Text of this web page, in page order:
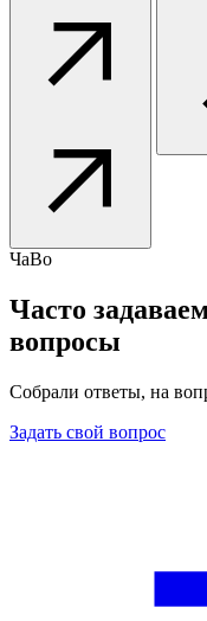
ЧаВо
Часто
вопросы
Собрали ответы, на
Задать свой вопрос